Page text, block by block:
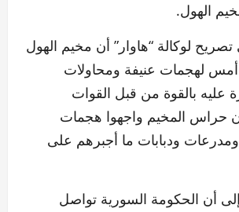
الهول.
لوكالة “هاوار” أن مخيم الهول
لهجمات عنيفة ومحاولات
عليه بالقوة من قبل القوات
أن حراس المخيم واجهوا هجمات
ودبابات ما أجبرهم على
أن الحكومة السورية تواصل